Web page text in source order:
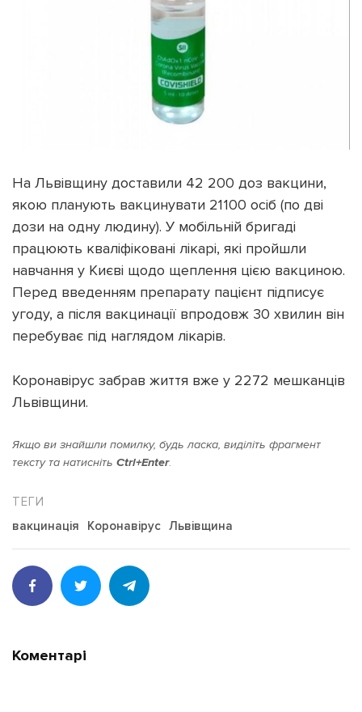
На Львівщину доставили 42 200 доз вакцини,
якою планують вакцинувати 21 100 осіб (по дві
дози на одну людину). У мобільній бригаді
працюють кваліфіковані лікарі, які пройшли
навчання у Києві щодо щеплення цією вакциною.
Перед введенням препарату пацієнт підписує
угоду, а після вакцинації впродовж 30 хвилин він
перебуває під наглядом лікарів.
Коронавірус забрав життя вже у 2272 мешканців
Львівщини.
Якщо ви знайшли помилку, будь ласка, виділіть фрагмент
тексту та натисніть Ctrl+Enter.
вакцинація Коронавірус Львівщина
Коментарі